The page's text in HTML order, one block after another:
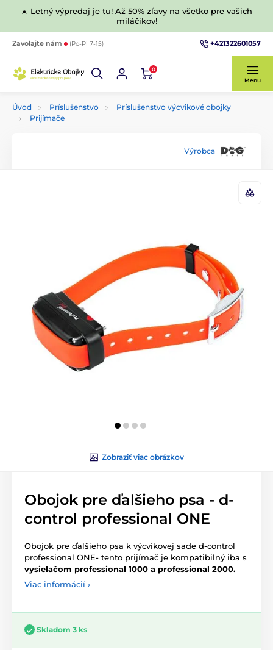
☀️ Letný výpredaj je tu! Až 50% zľavy na všetko pre vašich
miláčikov!
Zavolajte nám (Po-Pi 7-15) +421322601057
0
Menu
Úvod Príslušenstvo
Príslušenstvo výcvikové obojky
Prijímače
Výrobca
Zobraziť viac obrázkov
Obojok pre ďalšieho psa - d-
control professional ONE
Obojok pre ďalšieho psa k výcvikovej sade d-control
professional ONE- tento prijímač je kompatibilný iba s
vysielačom professional 1000 a professional 2000.
Viac informácií ›
Skladom 3 ks